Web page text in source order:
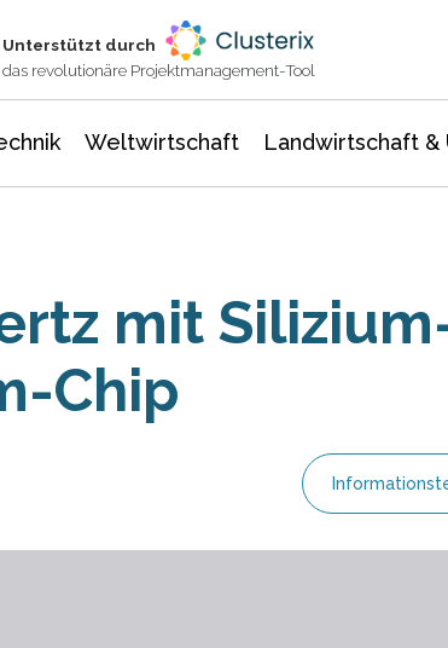
Unterstützt durch
das revolutionäre Projektmanagement-Tool
Weltwirtschaft Landwirtschaft
mit
Chip